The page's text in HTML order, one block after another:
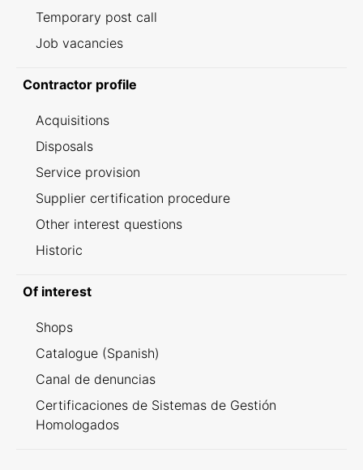
Temporary post call
Job vacancies
Contractor profile
Acquisitions
Disposals
Service provision
Supplier certification procedure
Other interest questions
Historic
Of interest
Shops
Catalogue (Spanish)
Canal de denuncias
Certificaciones de Sistemas de Gestión
Homologados